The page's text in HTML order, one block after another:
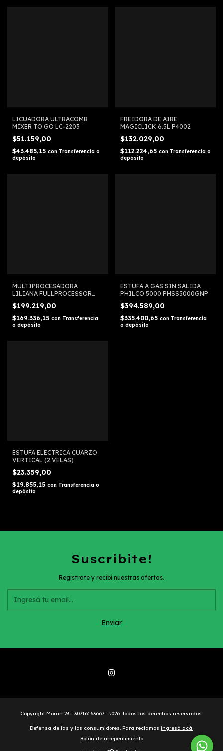
LICUADORA ULTRACOMB
MIXER TO GO LC-2203
$51.159,00
$43.485,15 con Transferencia o
depósito
FREIDORA DE AIRE
MAGICLICK 6.5L P4002
$132.029,00
$112.224,65 con Transferencia o
depósito
MULTIPROCESADORA
LILIANA FULLPROCESSOR
$199.219,00
$169.336,15 con Transferencia
o depósito
ESTUFA A GAS SIN SALIDA
PHILCO 5000 PHSS5000GNP
$394.589,00
$335.400,65 con Transferencia
o depósito
ESTUFA ELECTRICA CUARZO
VERTICAL (2 VELAS)
$23.359,00
$19.855,15 con Transferencia o
depósito
Suscribite!
Registrate y recibí nuestras ofertas.
Copyright Moran 23 - 30716163667 - 2026. Todos los derechos reservados.
Defensa de las y los consumidores. Para reclamos ingresá acá.
Botón de arrepentimiento